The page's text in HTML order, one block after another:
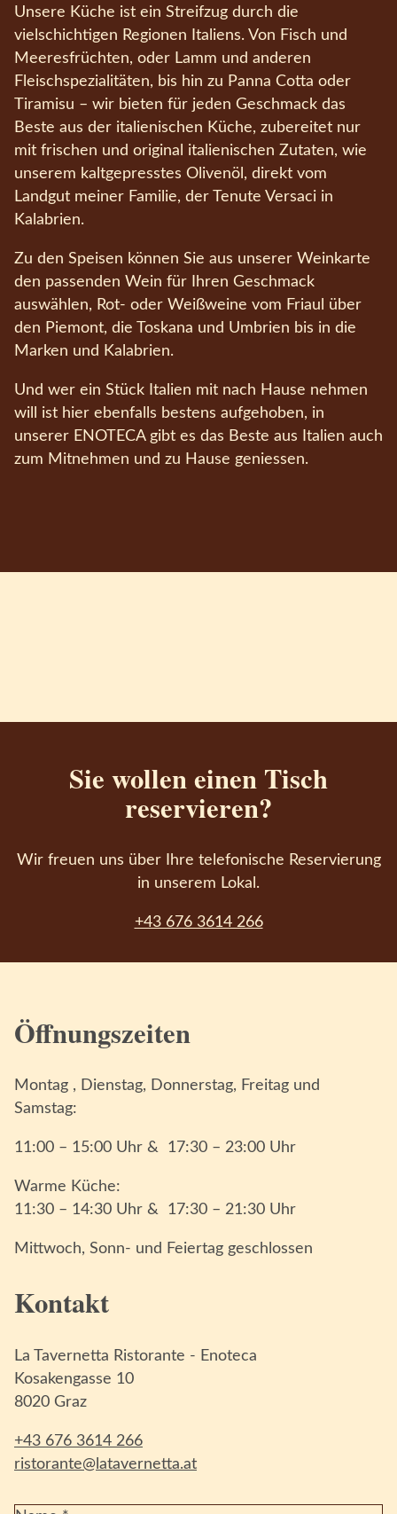
Unsere Küche ist ein Streifzug durch die
vielschichtigen Regionen Italiens. Von Fisch und
Meeresfrüchten, oder Lamm und anderen
Fleischspezialitäten, bis hin zu Panna Cotta oder
Tiramisu – wir bieten für jeden Geschmack das
Beste aus der italienischen Küche, zubereitet nur
mit frischen und original italienischen Zutaten, wie
unserem kaltgepresstes Olivenöl, direkt vom
Landgut meiner Familie, der Tenute Versaci in
Kalabrien.
Zu den Speisen können Sie aus unserer Weinkarte
den passenden Wein für Ihren Geschmack
auswählen, Rot- oder Weißweine vom Friaul über
den Piemont, die Toskana und Umbrien bis in die
Marken und Kalabrien.
Und wer ein Stück Italien mit nach Hause nehmen
will ist hier ebenfalls bestens aufgehoben, in
unserer ENOTECA gibt es das Beste aus Italien auch
zum Mitnehmen und zu Hause geniessen.
Sie wollen einen Tisch
reservieren?
Wir freuen uns über Ihre telefonische Reservierung
in unserem Lokal.
+43 676 3614 266
Öffnungszeiten
Montag , Dienstag, Donnerstag, Freitag und
Samstag:
11:00 – 15:00 Uhr & 17:30 – 23:00 Uhr
Warme Küche:
11:30 – 14:30 Uhr & 17:30 – 21:30 Uhr
Mittwoch, Sonn- und Feiertag geschlossen
Kontakt
La Tavernetta Ristorante - Enoteca
Kosakengasse 10
8020 Graz
+43 676 3614 266
ristorante@latavernetta.at